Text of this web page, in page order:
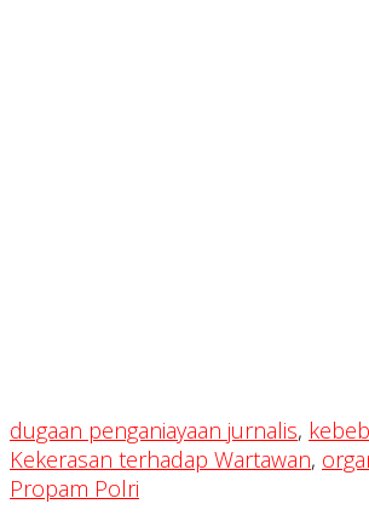
dugaan penganiayaan jurnalis,
Kekerasan terhadap Wartawan,
Propam Polri